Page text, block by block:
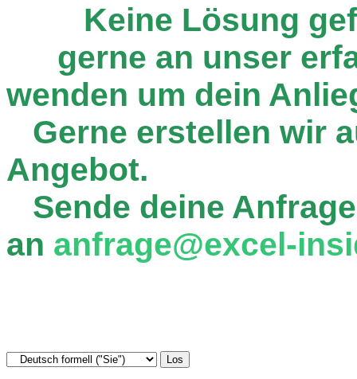
Keine Lösung
gerne an unser
wenden um dein
Gerne erstellen wir
Angebot.
Sende deine
an anfrage@excel-